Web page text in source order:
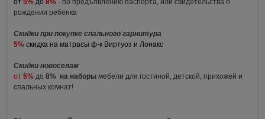
от 5% до 8% - по предъявлению паспорта, или свидетельства о
рождении ребенка
Скидки при покупке спального гарнитура
5% скидка на матрасы ф-к Виртуоз и Лонакс
Скидки новоселам
от 5% до 8% на наборы мебели для гостиной, детской, прихожей и
спальных комнат!